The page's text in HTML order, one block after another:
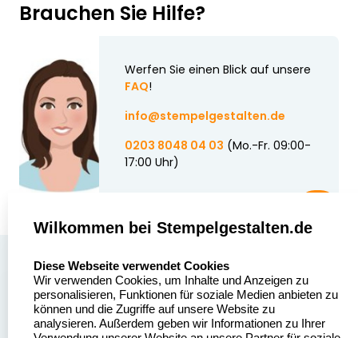
Brauchen Sie Hilfe?
Werfen Sie einen Blick auf unsere
FAQ!
info@stempelgestalten.de
0203 8048 04 03 (Mo.-Fr. 09:00-
17:00 Uhr)
Stempelgestalten.de
Asterlager Straße 97
47228 Duisburg
Über uns
Sitemap
Alle
Wilkommen bei Stempelgestalten.de
Diese Webseite verwendet Cookies
Wir verwenden Cookies, um Inhalte und Anzeigen zu
personalisieren, Funktionen für soziale Medien anbieten zu
können und die Zugriffe auf unsere Website zu
analysieren. Außerdem geben wir Informationen zu Ihrer